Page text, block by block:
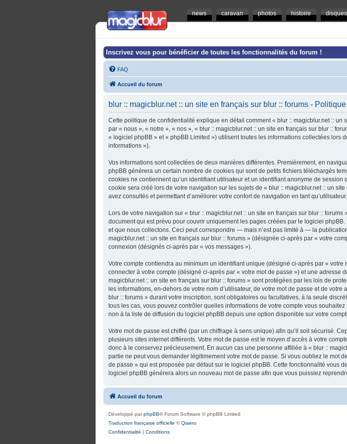
news caravan photos histoire disques
Inscrivez vous pour bénéficier de toutes les fonctionnalités du forum !
FAQ
Accueil du forum
blur :: magicblur.net :: un site en français sur blur :: forums -
Cette politique de confidentialité explique en détail comment « blur :: magicblur.net ::
par « nous », « notre », « nos », « blur :: magicblur.net :: un site en français sur blur ::
« logiciel phpBB » et « phpBB Limited ») utilisent toutes les informations collectées lors
informations »).
Vos informations sont collectées de deux manières différentes. Premièrement, en
phpBB génèrera un certain nombre de cookies qui sont de petits fichiers téléchargés
cookies ne contiennent qu’un identifiant utilisateur et un identifiant anonyme de
cookie sera créé lors de votre navigation sur les sujets de « blur :: magicblur.net :: un
avez consultés et permettant d’améliorer votre confort de navigation en tant qu’utilisateur.
Lors de votre navigation sur « blur :: magicblur.net :: un site en français sur blur ::
document qui est prévu pour couvrir uniquement les pages créées par le logiciel
et que nous collectons. Ceci peut correspondre — mais n’est pas limité à — la
magicblur.net :: un site en français sur blur :: forums » (désignée ci-après par « votre
connexion (désignés ci-après par « vos messages »).
Votre compte contiendra au minimum un identifiant unique (désigné ci-après par «
connecter à votre compte (désigné ci-après par « votre mot de passe ») et une adresse
magicblur.net :: un site en français sur blur :: forums » sont protégées par les lois de
les informations, en-dehors de votre nom d’utilisateur, de votre mot de passe et de
blur :: forums » durant votre inscription, sont obligatoires ou facultatives, à la seule
tous les cas, vous pouvez contrôler quelles informations de votre compte vous
non à la liste de diffusion du logiciel phpBB depuis une option disponible sur votre
Votre mot de passe est chiffré (par un chiffrage à sens unique) afin qu’il soit sécurisé.
plusieurs sites internet différents. Votre mot de passe est le moyen d’accès à votre
donc à le conservez précieusement. En aucun cas une personne affiliée à « blur ::
partie ne peut vous demander légitimement votre mot de passe. Si vous oubliez le mot
de passe » qui est proposée par défaut sur le logiciel phpBB. Cette fonctionnalité vous
logiciel phpBB générera alors un nouveau mot de passe afin que vous puissiez
Accueil du forum
Développé parphpBB® Forum Software © phpBB Limited
Traduction française officielle ©Qiaeru
Confidentialité | Conditions